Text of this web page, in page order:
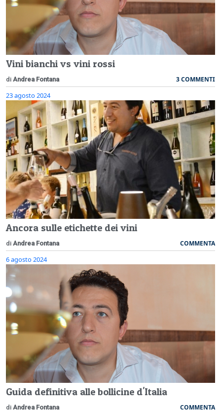
Vini bianchi vs vini rossi
di Andrea Fontana 3 COMMENTI
23 agosto 2024
Ancora sulle etichette dei vini
di Andrea Fontana COMMENTA
6 agosto 2024
Guida definitiva alle bollicine d'Italia
di Andrea Fontana COMMENTA